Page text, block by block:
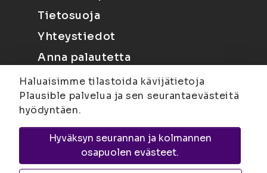
Tietosuoja
Yhteystiedot
Anna palautetta
Joensuu
Suvantokatu 6, 80100 Joensuu |
KuopioYliopistonranta 15, PL 1627, 70211
Haluaisimme tilastoida kävijätietoja
Plausible palvelua ja sen seurantaevästeitä
hyödyntäen.
Hyväksyn seurannan ja kolmannen
osapuolen evästeet.